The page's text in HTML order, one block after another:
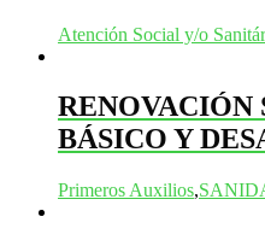
Atención Social y/o
RENOVACIÓN
BÁSICO Y
Primeros Auxilios,